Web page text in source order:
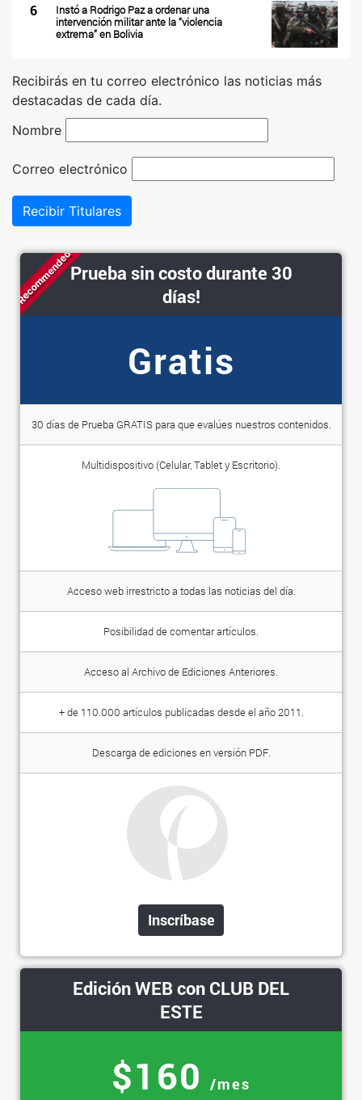
6
Instó a Rodrigo Paz a ordenar una
intervención militar ante la “violencia
extrema” en Bolivia
Recibirás en tu correo electrónico las noticias más
destacadas de cada día.
Nombre
Correo electrónico
Recibir Titulares
RecommendedPrueba sin costo durante 30
días!
Gratis
30 días de Prueba GRATIS para que evalúes nuestros contenidos.
Multidispositivo (Celular, Tablet y Escritorio).
Acceso web irrestricto a todas las noticias del día.
Posibilidad de comentar artículos.
Acceso al Archivo de Ediciones Anteriores.
+ de 110.000 artículos publicadas desde el año 2011.
Descarga de ediciones en versión PDF.
Inscríbase
Edición WEB con CLUB DEL
ESTE
$160 /mes